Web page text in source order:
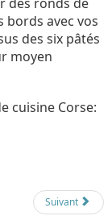
bords avec vos
des six pâtés
moyen
cuisine Corse:
Suivant